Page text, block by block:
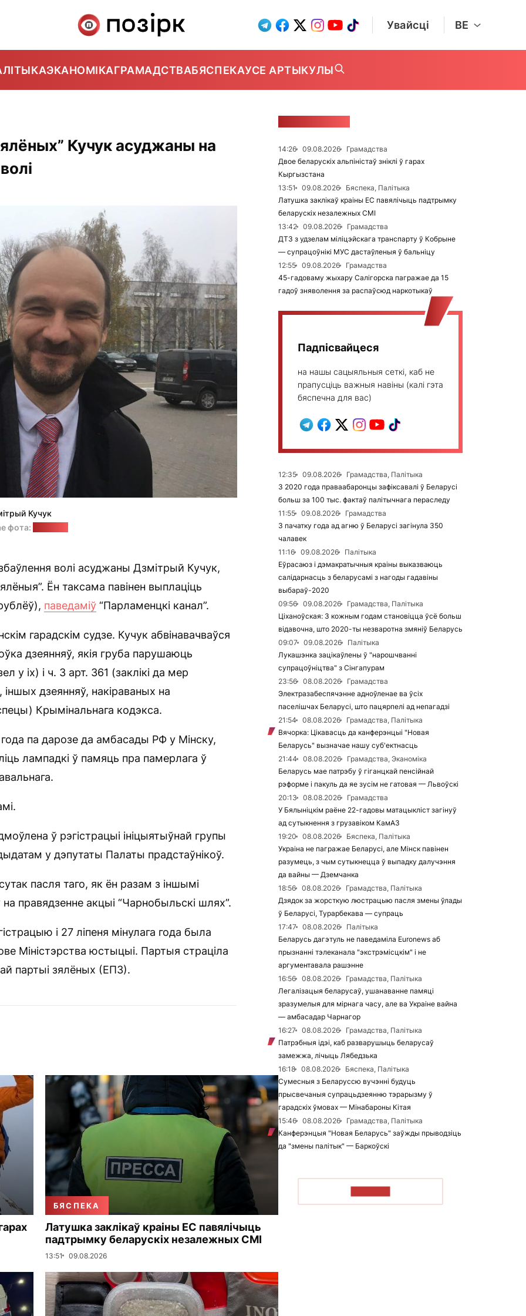
Увайсці BE
ЭКАНОМІКАГРАМАДСТВАБЯСПЕКАУСЕ АРТЫКУЛЫ
Кучук асуджаны на
Кучук
фота:
волі асуджаны Дзмітрый Кучук,
Ён таксама павінен выплаціць
паведаміў “Парламенцкі канал”.
гарадскім судзе. Кучук абвінавачваўся
дзеянняў, якія груба парушаюць
у іх) і ч. 3 арт. 361 (заклікі да мер
дзеянняў, накіраваных на
Крымінальнага кодэкса.
па дарозе да амбасады РФ у Мінску,
лампадкі ў памяць пра памерлага ў
ў рэгістрацыі ініцыятыўнай групы
у дэпутаты Палаты прадстаўнікоў.
пасля таго, як ён разам з іншымі
правядзенне акцыі “Чарнобыльскі шлях”.
і 27 ліпеня мінулага года была
Міністэрства юстыцыі. Партыя страціла
партыі зялёных (ЕПЗ).
БЯСПЕКА
Латушка заклікаў краіны ЕС павялічыць
падтрымку беларускіх незалежных СМІ
13:51 09.08.2026
14:26 09.08.2026
Грамадства
Двое беларускіх альпіністаў зніклі ў гарах
Кыргызстана
13:51
09.08.2026
Бяспека, Палітыка
Латушка заклікаў краіны ЕС павялічыць падтрымку
беларускіх незалежных СМІ
13:42
09.08.2026
Грамадства
ДТЗ з удзелам міліцэйскага транспарту ў Кобрыне
— супрацоўнікі МУС дастаўленыя ў бальніцу
12:55
09.08.2026
Грамадства
45-гадоваму жыхару Салігорска пагражае да 15
гадоў зняволення за распаўсюд наркотыкаў
Падпісвайцеся
на нашы сацыяльныя сеткі, каб не
прапусціць важныя навіны (калі гэта
бяспечна для вас)
12:35 09.08.2026
Грамадства, Палітыка
З 2020 года праваабаронцы зафіксавалі ў Беларусі
больш за 100 тыс. фактаў палітычнага пераследу
11:55
09.08.2026
Грамадства
З пачатку года ад агню ў Беларусі загінула 350
чалавек
11:16
09.08.2026
Палітыка
Еўрасаюз і дэмакратычныя краіны выказваюць
салідарнасць з беларусамі з нагоды гадавіны
выбараў-2020
09:56
09.08.2026
Грамадства, Палітыка
Ціханоўская: З кожным годам становіцца ўсё больш
відавочна, што 2020-ты незваротна змяніў Беларусь
09:07
09.08.2026
Палітыка
Лукашэнка зацікаўлены ў "нарошчванні
супрацоўніцтва" з Сінгапурам
23:56
08.08.2026
Грамадства
Электразабеспячэнне адноўленае ва ўсіх
паселішчах Беларусі, што пацярпелі ад непагадзі
21:54
08.08.2026
Грамадства, Палітыка
Вячорка: Цікавасць да канферэнцыі "Новая
Беларусь" вызначае нашу суб'ектнасць
21:44
08.08.2026
Грамадства, Эканоміка
Беларусь мае патрэбу ў гіганцкай пенсійнай
рэформе і пакуль да яе зусім не гатовая — Львоўскі
20:13
08.08.2026
Грамадства
У Бялыніцкім раёне 22-гадовы матацыкліст загінуў
ад сутыкнення з грузавіком КамАЗ
19:20
08.08.2026
Бяспека, Палітыка
Украіна не пагражае Беларусі, але Мінск павінен
разумець, з чым сутыкнецца ў выпадку далучэння
да вайны — Дземчанка
18:56
08.08.2026
Грамадства, Палітыка
Дзядок за жорсткую люстрацыю пасля змены ўлады
ў Беларусі, Турарбекава — супраць
17:47
08.08.2026
Палітыка
Беларусь дагэтуль не паведаміла Euronews аб
прызнанні тэлеканала "экстрэмісцкім" і не
аргументавала рашэнне
16:56
08.08.2026
Грамадства, Палітыка
Легалізацыя беларусаў, ушанаванне памяці
зразумелыя для мірнага часу, але ва Украіне вайна
— амбасадар Чарнагор
16:27
08.08.2026
Грамадства, Палітыка
Патрэбныя ідэі, каб разварушыць беларусаў
замежжа, лічыць Лябедзька
16:18
08.08.2026
Бяспека, Палітыка
Сумесныя з Беларуссю вучэнні будуць
прысвечаныя супрацьдзеянню тэрарызму ў
гарадскіх ўмовах — Мінабароны Кітая
15:46
08.08.2026
Грамадства, Палітыка
Канферэнцыя "Новая Беларусь" заўжды прыводзіць
да "змены палітык" — Баркоўскі